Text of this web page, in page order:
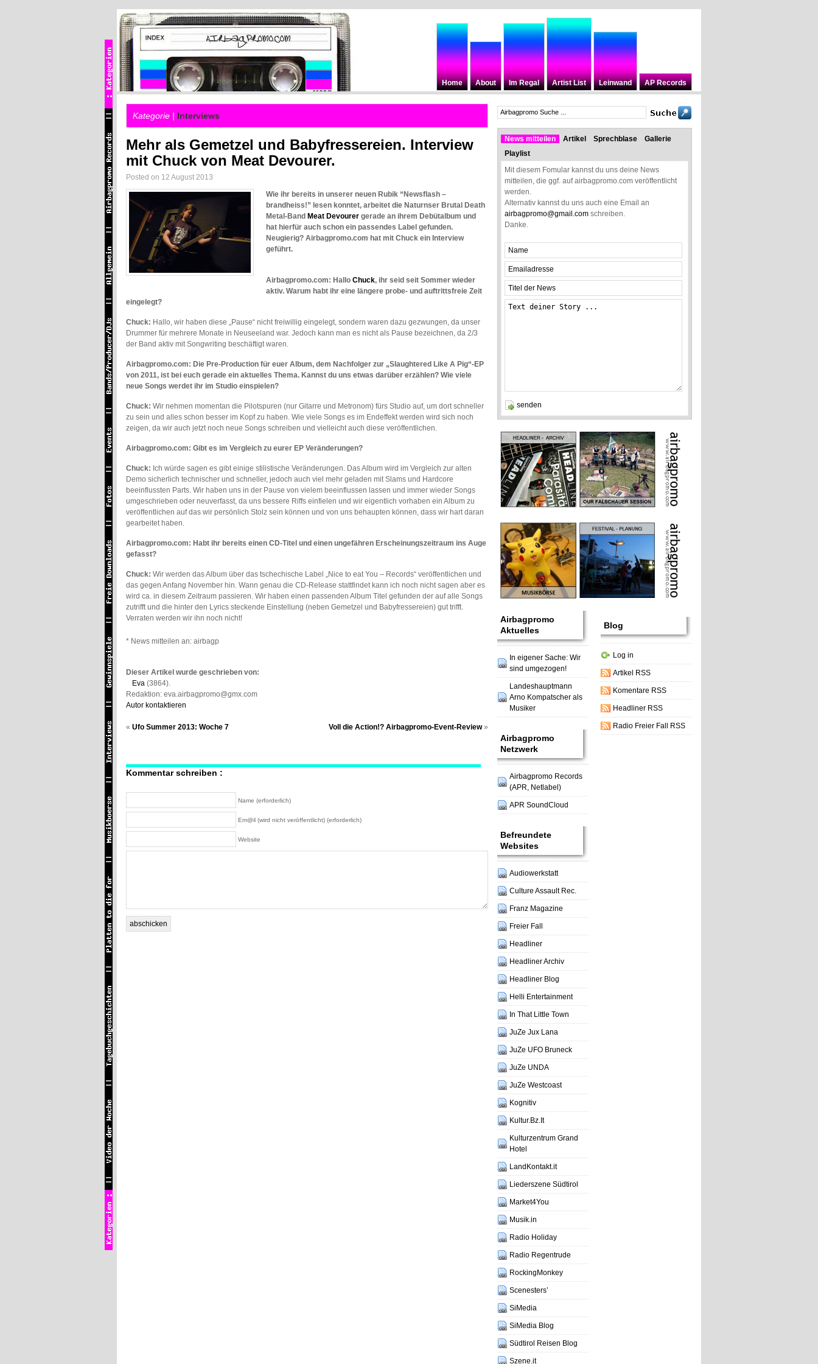
Home About Im Regal Artist List Leinwand AP Records
Kategorie | Interviews
Mehr als Gemetzel und Babyfressereien. Interview
mit Chuck von Meat Devourer.
Posted on 12 August 2013
Wie ihr bereits in unserer neuen Rubik “Newsflash –
brandheiss!” lesen konntet, arbeitet die Naturnser Brutal Death
Metal-Band Meat Devourer gerade an ihrem Debütalbum und
hat hierfür auch schon ein passendes Label gefunden.
Neugierig? Airbagpromo.com hat mit Chuck ein Interview
geführt.
Airbagpromo.com: Hallo Chuck, ihr seid seit Sommer wieder
aktiv. Warum habt ihr eine längere probe- und auftrittsfreie Zeit
eingelegt?
Chuck: Hallo, wir haben diese „Pause“ nicht freiwillig eingelegt, sondern waren dazu gezwungen, da unser
Drummer für mehrere Monate in Neuseeland war. Jedoch kann man es nicht als Pause bezeichnen, da 2/3
der Band aktiv mit Songwriting beschäftigt waren.
Airbagpromo.com: Die Pre-Production für euer Album, dem Nachfolger zur „Slaughtered Like A Pig“-EP
von 2011, ist bei euch gerade ein aktuelles Thema. Kannst du uns etwas darüber erzählen? Wie viele
neue Songs werdet ihr im Studio einspielen?
Chuck: Wir nehmen momentan die Pilotspuren (nur Gitarre und Metronom) fürs Studio auf, um dort schneller
zu sein und alles schon besser im Kopf zu haben. Wie viele Songs es im Endeffekt werden wird sich noch
zeigen, da wir auch jetzt noch neue Songs schreiben und vielleicht auch diese veröffentlichen.
Airbagpromo.com: Gibt es im Vergleich zu eurer EP Veränderungen?
Chuck: Ich würde sagen es gibt einige stilistische Veränderungen. Das Album wird im Vergleich zur alten
Demo sicherlich technischer und schneller, jedoch auch viel mehr geladen mit Slams und Hardcore
beeinflussten Parts. Wir haben uns in der Pause von vielem beeinflussen lassen und immer wieder Songs
umgeschrieben oder neuverfasst, da uns bessere Riffs einfielen und wir eigentlich vorhaben ein Album zu
veröffentlichen auf das wir persönlich Stolz sein können und von uns behaupten können, dass wir hart daran
gearbeitet haben.
Airbagpromo.com: Habt ihr bereits einen CD-Titel und einen ungefähren Erscheinungszeitraum ins Auge
gefasst?
Chuck: Wir werden das Album über das tschechische Label „Nice to eat You – Records“ veröffentlichen und
das gegen Anfang November hin. Wann genau die CD-Release stattfindet kann ich noch nicht sagen aber es
wird ca. in diesem Zeitraum passieren. Wir haben einen passenden Album Titel gefunden der auf alle Songs
zutrifft und die hinter den Lyrics steckende Einstellung (neben Gemetzel und Babyfressereien) gut trifft.
Verraten werden wir ihn noch nicht!
* News mitteilen an: airbagpromo@gmail.com *
Dieser Artikel wurde geschrieben von:
Eva (3864).
Redaktion: eva.airbagpromo@gmx.com
Autor kontaktieren
« Ufo Summer 2013: Woche 7 Voll die Action!? Airbagpromo-Event-Review»
Kommentar schreiben :
Name (erforderlich)
Em@il (wird nicht veröffentlicht) (erforderlich)
Website
News mitteilen Artikel Sprechblase
Gallerie
Playlist
Mit diesem Fomular kannst du uns deine News
mitteilen, die ggf. auf airbagpromo.com veröffentlicht
werden.
Alternativ kannst du uns auch eine Email an
airbagpromo@gmail.com schreiben.
Danke.
Airbagpromo
Aktuelles
In eigener Sache: Wir
sind umgezogen!
Landeshauptmann
Arno Kompatscher als
Musiker
Airbagpromo
Netzwerk
Airbagpromo Records
(APR, Netlabel)
APR SoundCloud
Befreundete
Websites
Audiowerkstatt
Culture Assault Rec.
Franz Magazine
Freier Fall
Headliner
Headliner Archiv
Headliner Blog
Helli Entertainment
In That Little Town
JuZe Jux Lana
JuZe UFO Bruneck
JuZe UNDA
JuZe Westcoast
Kognitiv
Kultur.Bz.It
Kulturzentrum Grand
Hotel
LandKontakt.it
Liederszene Südtirol
Market4You
Musik.in
Radio Holiday
Radio Regentrude
RockingMonkey
Scenesters’
SiMedia
SiMedia Blog
Südtirol Reisen Blog
Szene.it
Blog
Log in
Artikel RSS
Komentare RSS
Headliner RSS
Radio Freier Fall RSS